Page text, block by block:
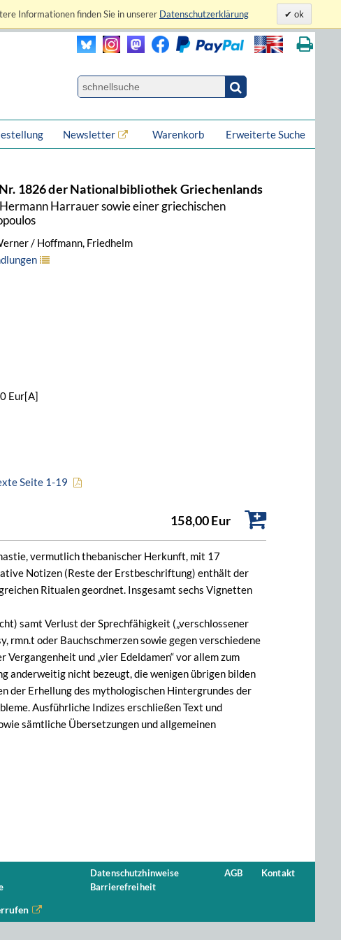
Informationen finden Sie in unserer Datenschutzerklärung ok
Newsletter Erweiterte Suche
Warenkorb
1826 der Nationalbibliothek Griechenlands
Harrauer sowie einer griechischen
/ Hoffmann, Friedhelm
Eur[A]
Seite 1-19
158,00 Eur
vermutlich thebanischer Herkunft, mit 17
Notizen (Reste der Erstbeschriftung) enthält der
Ritualen geordnet. Insgesamt sechs Vignetten
samt Verlust der Sprechfähigkeit („verschlossener
rmn.t oder Bauchschmerzen sowie gegen verschiedene
und „vier Edeldamen“ vor allem zum
anderweitig nicht bezeugt, die wenigen übrigen bilden
der Erhellung des mythologischen Hintergrundes der
Ausführliche Indizes erschließen Text und
sämtliche Übersetzungen und allgemeinen
Datenschutzhinweise
Barrierefreiheit
AGB Kontakt